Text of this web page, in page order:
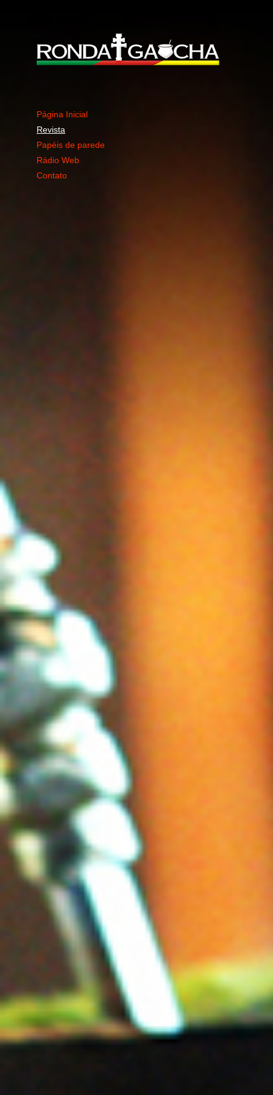
Página Inicial
Revista
Papéis de parede
Rádio Web
Contato